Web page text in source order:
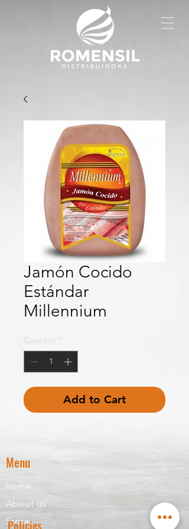
Jamón Cocido
Estándar
Millennium
Quantity *
Add to Cart
Menu
home
About us
Store
Policies